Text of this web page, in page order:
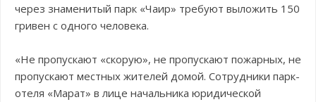
через знаменитый парк «Чаир» требуют выложить 150
гривен с одного человека.
«Не пропускают «скорую», не пропускают пожарных, не
пропускают местных жителей домой. Сотрудники парк-
отеля «Марат» в лице начальника юридической